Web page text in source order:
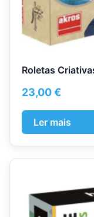
Roletas
23,00€
Ler mais